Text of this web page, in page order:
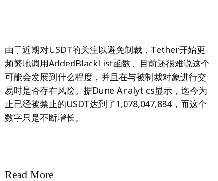
由于近期对USDT的关注以避免制裁，Tether开始更
频繁地调用AddedBlackList函数。目前还很难说这个
可能会发展到什么程度，并且在与被制裁对象进行交
易时是否存在风险。据Dune Analytics显示，迄今为
止已经被禁止的USDT达到了1,078,047,884，而这个
数字只是不断增长。
Read More